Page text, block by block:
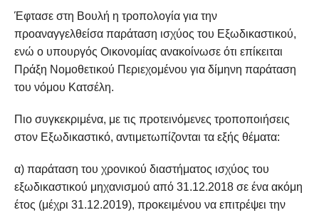
Έφτασε στη Βουλή η τροπολογία για την
προαναγγελθείσα παράταση ισχύος του Εξωδικαστικού,
ενώ ο υπουργός Οικονομίας ανακοίνωσε ότι επίκειται
Πράξη Νομοθετικού Περιεχομένου για δίμηνη παράταση
του νόμου Κατσέλη.
Πιο συγκεκριμένα, με τις προτεινόμενες τροποποιήσεις
στον Εξωδικαστικό, αντιμετωπίζονται τα εξής θέματα:
α) παράταση του χρονικού διαστήματος ισχύος του
εξωδικαστικού μηχανισμού από 31.12.2018 σε ένα ακόμη
έτος (μέχρι 31.12.2019), προκειμένου να επιτρέψει την